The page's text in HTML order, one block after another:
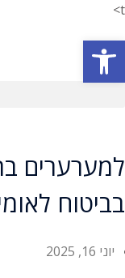
t>
למערערים
בביטוח
יוני 16, 2025
פתח סרגל